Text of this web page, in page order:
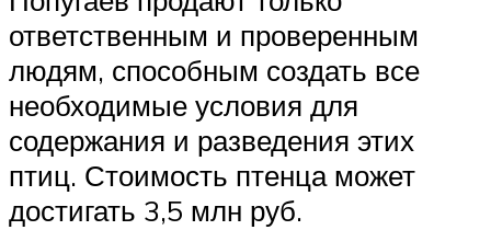
ответственным и проверенным
людям, способным создать все
необходимые условия для
содержания и разведения этих
птиц. Стоимость птенца может
достигать 3,5 млн руб.